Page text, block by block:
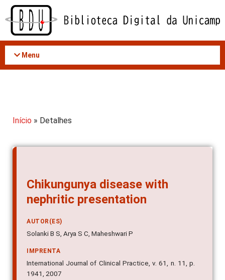
Acessar
conteúdo
Menu
Início » Detalhes
Chikungunya disease with
AUTOR(ES)
IMPRENTA
International Journal of Clinical Practice, v. 61, n. 11, p.